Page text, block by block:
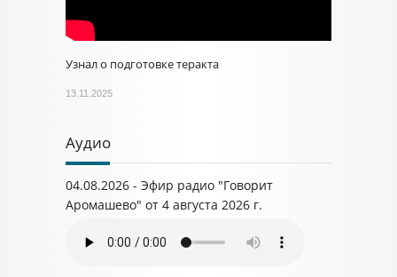
Узнал о подготовке теракта
13.11.2025
Аудио
04.08.2026 - Эфир радио "Говорит
Аромашево" от 4 августа 2026 г.